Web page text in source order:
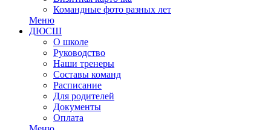
Командные фото разных лет
Меню
ДЮСШ
О школе
Руководство
Наши тренеры
Составы команд
Расписание
Для родителей
Документы
Оплата